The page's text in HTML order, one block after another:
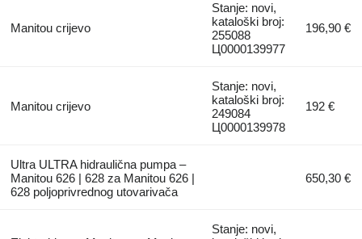
Manitou crijevo
Stanje: novi,
kataloški broj:
255088
Ц0000139977
196,90 €
Manitou crijevo
Stanje: novi,
kataloški broj:
249084
Ц0000139978
192 €
Ultra ULTRA hidraulična pumpa –
Manitou 626 | 628 za Manitou 626 |
628 poljoprivrednog utovarivača
650,30 €
Stanje: novi,